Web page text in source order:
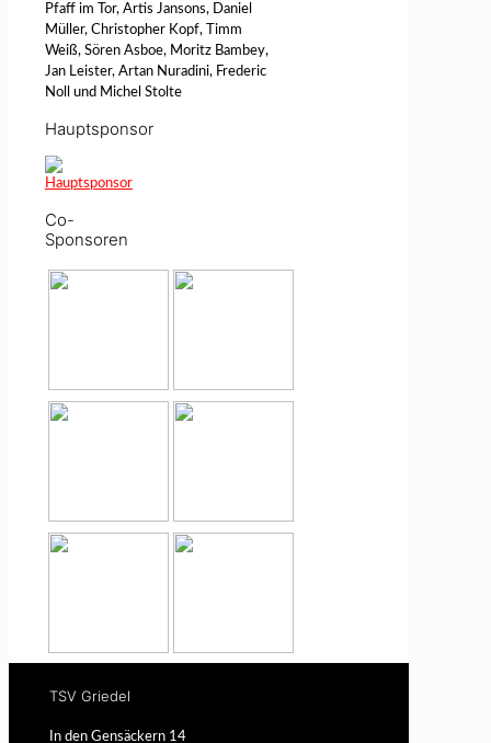
Pfaff im Tor, Artis Jansons, Daniel
Müller, Christopher Kopf, Timm
Weiß, Sören Asboe, Moritz Bambey,
Jan Leister, Artan Nuradini, Frederic
Noll und Michel Stolte
Hauptsponsor
Co-
Sponsoren
TSV Griedel
In den Gensäckern 14